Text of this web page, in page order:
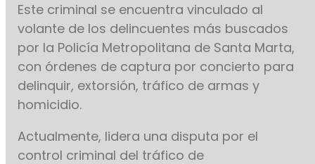
Este criminal se encuentra vinculado al
volante de los delincuentes más buscados
por la Policía Metropolitana de Santa Marta,
con órdenes de captura por concierto para
delinquir, extorsión, tráfico de armas y
homicidio.
Actualmente, lidera una disputa por el
control criminal del tráfico de